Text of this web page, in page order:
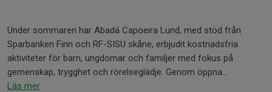
Under sommaren har Abadá Capoeira Lund, med stöd från
Sparbanken Finn och RF-SISU skåne, erbjudit kostnadsfria
aktiviteter för barn, ungdomar och familjer med fokus på
gemenskap, trygghet och rörelseglädje. Genom öppna...
Läs mer